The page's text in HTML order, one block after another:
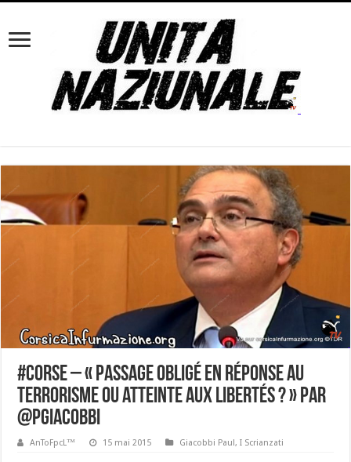
#Corse – « Passage obligé en réponse au
terrorisme ou atteinte aux libertés ? » par
@PGiacobbi
AnToFpcL™ 15 mai 2015 Giacobbi Paul,I Scrianzati